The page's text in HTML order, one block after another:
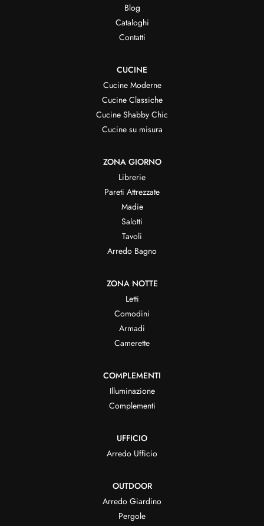
Blog
Cataloghi
Contatti
CUCINE
Cucine Moderne
Cucine Classiche
Cucine Shabby Chic
Cucine su misura
ZONA GIORNO
Librerie
Pareti Attrezzate
Madie
Salotti
Tavoli
Arredo Bagno
ZONA NOTTE
Letti
Comodini
Armadi
Camerette
COMPLEMENTI
Illuminazione
Complementi
UFFICIO
Arredo Ufficio
OUTDOOR
Arredo Giardino
Pergole